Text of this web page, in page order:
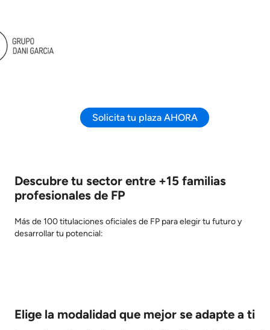
Solicita tu plaza AHORA
Descubre tu sector entre +15 familias
profesionales de FP
Más de 100 titulaciones oficiales de FP para elegir tu futuro y
desarrollar tu potencial:
Elige la modalidad que mejor se adapte a ti